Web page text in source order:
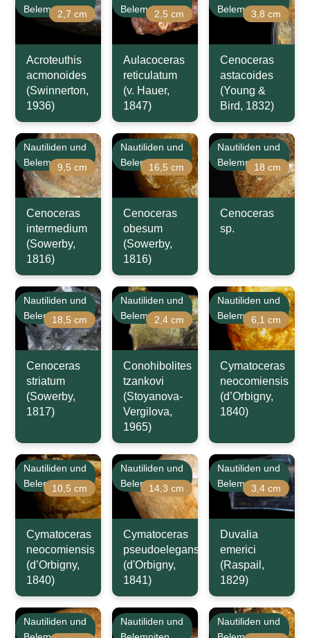
Belemniten2,7 cm
Acroteuthis
acmonoides
(Swinnerton,
1936)
Belemniten2,5 cm
Aulacoceras
reticulatum
(v. Hauer,
1847)
Belemniten3,8 cm
Cenoceras
astacoides
(Young &
Bird, 1832)
Nautiliden und
Belemniten9,5 cm
Cenoceras
intermedium
(Sowerby,
1816)
Nautiliden und
Belemniten
16,5 cm
Cenoceras
obesum
(Sowerby,
1816)
Nautiliden und
Belemniten18 cm
Cenoceras
sp.
Nautiliden und
Belemniten
18,5 cm
Cenoceras
striatum
(Sowerby,
1817)
Nautiliden und
Belemniten2,4 cm
Conohibolites
tzankovi
(Stoyanova-
Vergilova,
1965)
Nautiliden und
Belemniten6,1 cm
Cymatoceras
neocomiensis
(d’Orbigny,
1840)
Nautiliden und
Belemniten
10,5 cm
Cymatoceras
neocomiensis
(d’Orbigny,
1840)
Nautiliden und
Belemniten
14,3 cm
Cymatoceras
pseudoelegans
(d'Orbigny,
1841)
Nautiliden und
Belemniten3,4 cm
Duvalia
emerici
(Raspail,
1829)
Nautiliden und
Nautiliden und
Nautiliden und